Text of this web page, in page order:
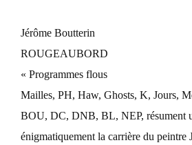
Jérôme Boutterin
ROUGEAUBORD
« Programmes flous
Mailles, PH, Haw, Ghosts, K, Jours,
BOU, DC, DNB, BL, NEP, résument
énigmatiquement la carrière du peintre